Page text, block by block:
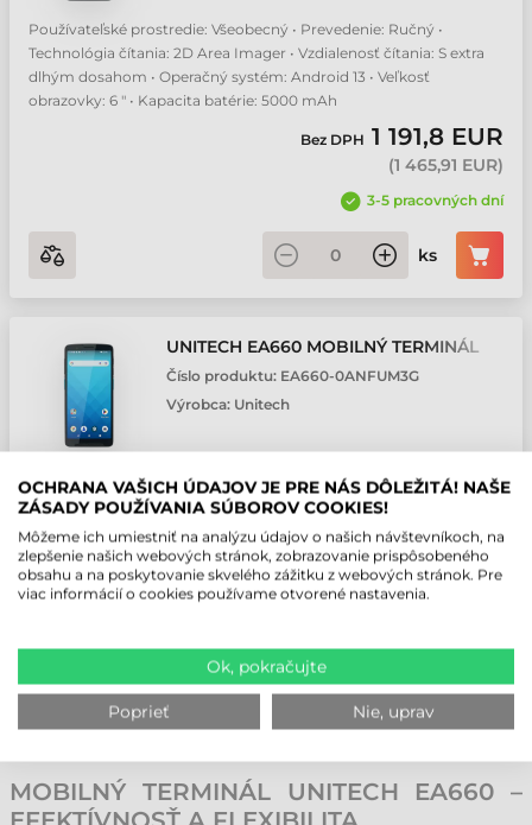
Používateľské prostredie: Všeobecný • Prevedenie: Ručný •
Technológia čítania: 2D Area Imager • Vzdialenosť čítania: S extra
dlhým dosahom • Operačný systém: Android 13 • Veľkosť
obrazovky: 6 " • Kapacita batérie: 5000 mAh
Bez DPH 1 191,8 EUR
(1 465,91 EUR)
3-5 pracovných dní
ks
UNITECH EA660 MOBILNÝ TERMINÁL
Číslo produktu: EA660-0ANFUM3G
Výrobca: Unitech
Používateľské prostredie: Všeobecný • Prevedenie: Ručný •
Technológia čítania: Nie je • Operačný systém: Android 13 • Veľkosť
Bez DPH809,1 EUR
(995,19 EUR)
MOBILNÝ TERMINÁL UNITECH EA660 –
OCHRANA VAŠICH ÚDAJOV JE PRE NÁS DÔLEŽITÁ! NAŠE
ZÁSADY POUŽÍVANIA SÚBOROV COOKIES!
Môžeme ich umiestniť na analýzu údajov o našich návštevníkoch, na
zlepšenie našich webových stránok, zobrazovanie prispôsobeného
obsahu a na poskytovanie skvelého zážitku z webových stránok. Pre
viac informácií o cookies používame otvorené nastavenia.
Ok, pokračujte
Poprieť Nie, uprav